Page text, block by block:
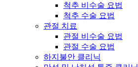
척추 비수술 요법
척추 수술 요법
관절 치료
관절 비수술 요법
관절 수술 요법
하지불안 클리닉